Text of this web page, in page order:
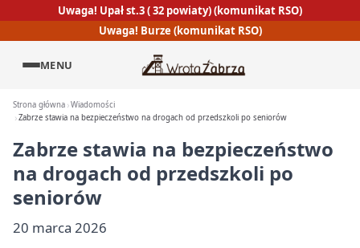
Uwaga! Upał st.3 ( 32 powiaty) (komunikat RSO)
Uwaga! Burze (komunikat RSO)
MENU
Strona główna Wiadomości
Zabrze stawia na bezpieczeństwo na drogach od przedszkoli po seniorów
Zabrze stawia na bezpieczeństwo
na drogach od przedszkoli po
seniorów
20 marca 2026